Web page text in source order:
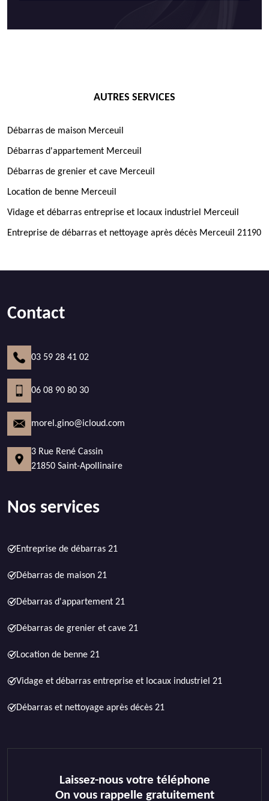
AUTRES SERVICES
Débarras de maison Merceuil
Débarras d'appartement Merceuil
Débarras de grenier et cave Merceuil
Location de benne Merceuil
Vidage et débarras entreprise et locaux industriel Merceuil
Entreprise de débarras et nettoyage après décès Merceuil 21190
Contact
03 59 28 41 02
06 08 90 80 30
morel.gino@icloud.com
3 Rue René Cassin
21850 Saint-Apollinaire
Nos services
Entreprise de débarras 21
Débarras de maison 21
Débarras d'appartement 21
Débarras de grenier et cave 21
Location de benne 21
Vidage et débarras entreprise et locaux industriel 21
Débarras et nettoyage après décès 21
Laissez-nous votre téléphone
On vous rappelle gratuitement